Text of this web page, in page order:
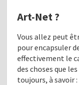
Art-Net ?
Vous allez peut
pour encapsuler
effectivement le
des choses que
toujours, à savoir :